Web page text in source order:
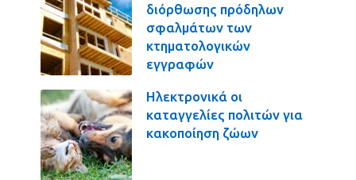
διόρθωσης πρόδηλων
σφαλμάτων των
κτηματολογικών
εγγραφών
Ηλεκτρονικά οι
καταγγελίες πολιτών για
κακοποίηση ζώων